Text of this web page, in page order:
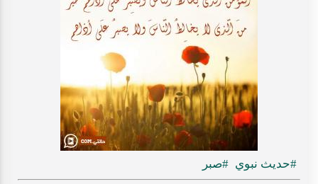
#حديث نبوي #صبر